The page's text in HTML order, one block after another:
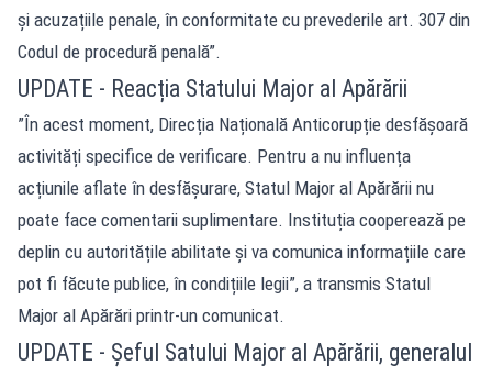
și acuzațiile penale, în conformitate cu prevederile art. 307 din
Codul de procedură penală”.
UPDATE - Reacția Statului Major al Apărării
”În acest moment, Direcția Națională Anticorupție desfășoară
activități specifice de verificare. Pentru a nu influența
acțiunile aflate în desfășurare, Statul Major al Apărării nu
poate face comentarii suplimentare. Instituția cooperează pe
deplin cu autoritățile abilitate și va comunica informațiile care
pot fi făcute publice, în condițiile legii”, a transmis Statul
Major al Apărări printr-un comunicat.
UPDATE - Șeful Satului Major al Apărării, generalul